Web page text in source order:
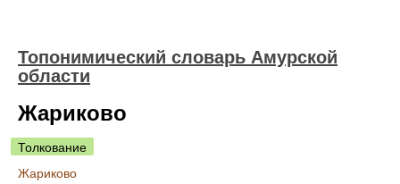
Топонимический словарь Амурской
области
Жариково
Толкование
Жариково